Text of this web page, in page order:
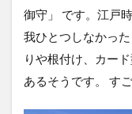
御守」 です。江戸
我ひとつしなかっ
りや根付け、カー
あるそうです。 す